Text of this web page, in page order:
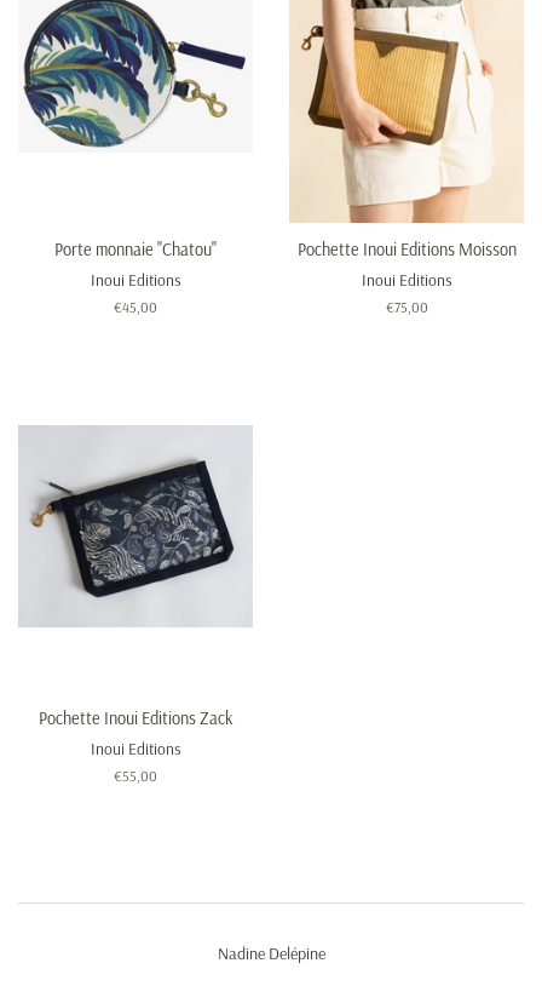
Porte monnaie "Chatou"
Inoui Editions
Prix
€45,00
Pochette Inoui Editions Moisson
Inoui Editions
Prix
€75,00
Pochette Inoui Editions Zack
Inoui Editions
Prix
€55,00
Nadine Delépine